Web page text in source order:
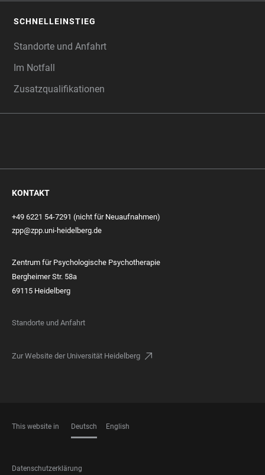
SCHNELLEINSTIEG
Standorte und Anfahrt
Im Notfall
Zusatzqualifikationen
KONTAKT
+49 6221 54-7291 (nicht für Neuaufnahmen)
zpp@zpp.uni-heidelberg.de
Zentrum für Psychologische Psychotherapie
Bergheimer Str. 58a
69115 Heidelberg
Standorte und Anfahrt
Zur Website der Universität Heidelberg
This website in Deutsch English
FOOTER
Datenschutzerklärung